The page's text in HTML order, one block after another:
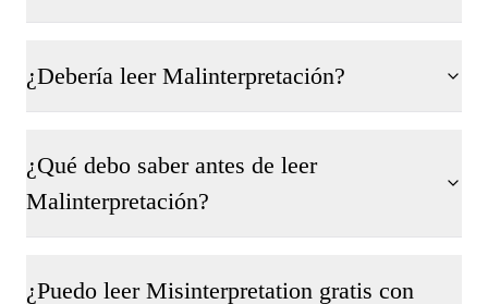
¿Debería leer Malinterpretación?
¿Qué debo saber antes de leer
Malinterpretación?
¿Puedo leer Misinterpretation gratis con